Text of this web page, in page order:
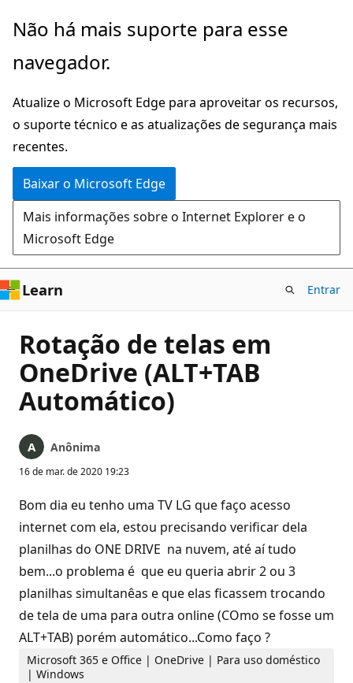
Pular
o
principal
Não há mais suporte para esse
navegador.
Atualize o Microsoft Edge para aproveitar os recursos,
o suporte técnico e as atualizações de segurança mais
recentes.
Baixar o Microsoft Edge
Mais informações sobre o Internet Explorer e o
Microsoft Edge
Learn Entrar
Rotação de telas em
OneDrive (ALT+TAB
Automático)
Anônima
16 de mar. de 2020 19:23
Bom dia eu tenho uma TV LG que faço acesso
internet com ela, estou precisando verificar dela
planilhas do ONE DRIVE na nuvem, até aí tudo
bem...o problema é que eu queria abrir 2 ou 3
planilhas simultanêas e que elas ficassem trocando
de tela de uma para outra online (COmo se fosse um
ALT+TAB) porém automático...Como faço ?
Microsoft 365 e Office | OneDrive | Para uso doméstico
| Windows